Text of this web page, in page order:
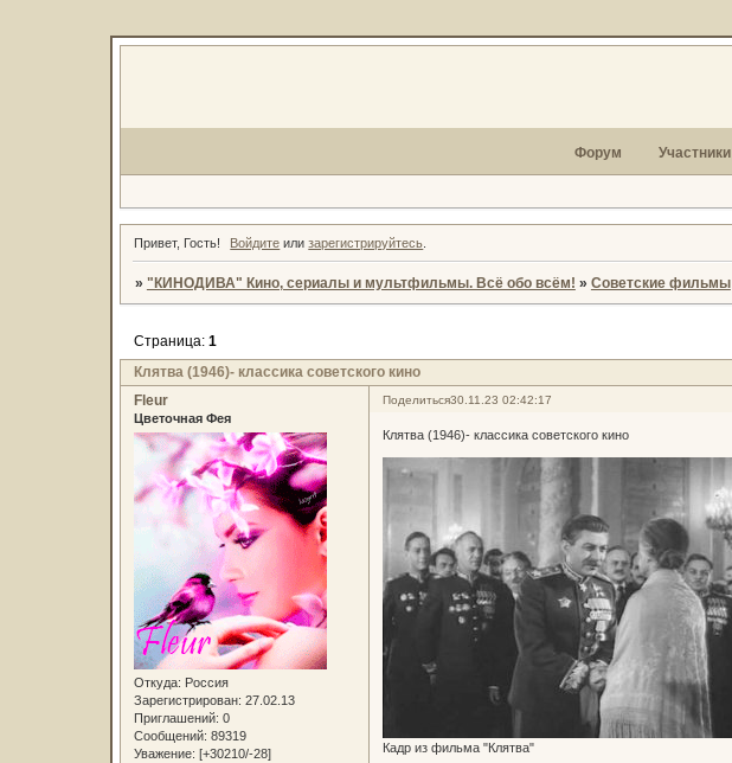
Форум Участники
Привет, Гость! Войдите илизарегистрируйтесь
» "КИНОДИВА" Кино, сериалы и мультфильмы. Всё обо всём! » Советские фильмы
Клятва (1946)- классика советского кино
Страница: 1
Поделиться30.11.23 02:42:17
Fleur
Цветочная Фея
Откуда: Россия
Зарегистрирован: 27.02.13
Приглашений: 0
Сообщений: 89319
Уважение: [+30210/-28]
Клятва (1946)- классика советского кино
Кадр из фильма "Клятва"